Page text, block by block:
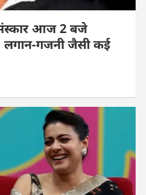
संस्कार आज 2 बजे
गजनी जैसी कई